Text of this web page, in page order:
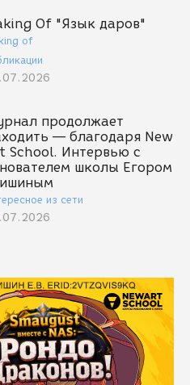
Of "Язык даров"
of
продолжает
— благодаря New
School. Интервью с
школы Егором
из сети